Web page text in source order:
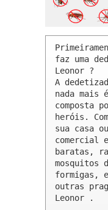
faz uma
Leonor ?
A
nada mais
composta
heróis.
sua casa
comercial
baratas,
mosquitos
formigas,
outras
Leonor .